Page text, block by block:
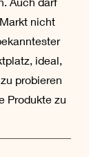
nicht
ideal,
probieren
Produkte zu